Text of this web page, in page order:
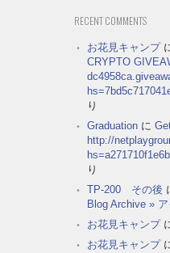
RECENT COMMENTS
お花見キャンプ
CRYPTO
り
Graduation に
http://
り
TP-200 その後
Blog Archive »
お花見キャンプ
お花見キャンプ